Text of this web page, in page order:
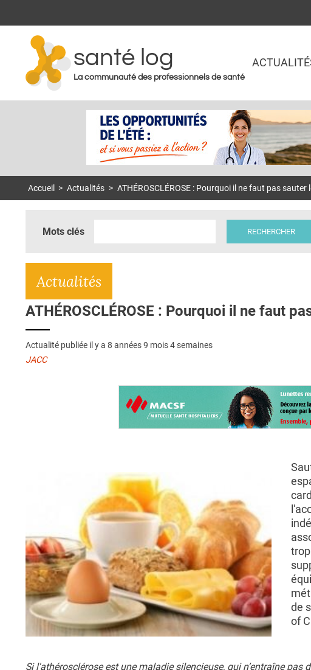
santé log
La communauté des professionnels de santé
Accueil > Actualités > ATHÉROSCLÉROSE : Pourquoi il ne faut pas sauter
Mots clés
Actualités
ATHÉROSCLÉROSE : Pourquoi il ne faut
Actualité publiée il y a 8 années 9 mois 4 semaines
JACC
de
of
Si l'athérosclérose est une maladie silencieuse, qui n’entraîne